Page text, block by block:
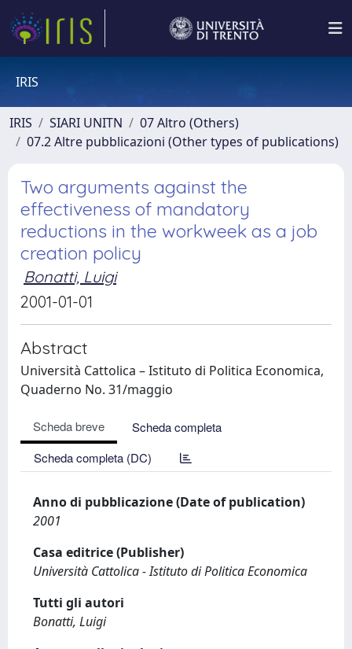
IRIS
IRIS SIARI UNITN
07 Altro (Others)
07.2 Altre pubblicazioni (Other types of publications)
Two arguments against the
effectiveness of mandatory
reductions in the workweek as a job
creation policy
Bonatti, Luigi
2001-01-01
Abstract
Università Cattolica – Istituto di Politica Economica,
Quaderno No. 31/maggio
Scheda breve
Scheda completa
Scheda completa (DC)
Anno di pubblicazione (Date of publication)
2001
Casa editrice (Publisher)
Università Cattolica - Istituto di Politica Economica
Tutti gli autori
Bonatti, Luigi